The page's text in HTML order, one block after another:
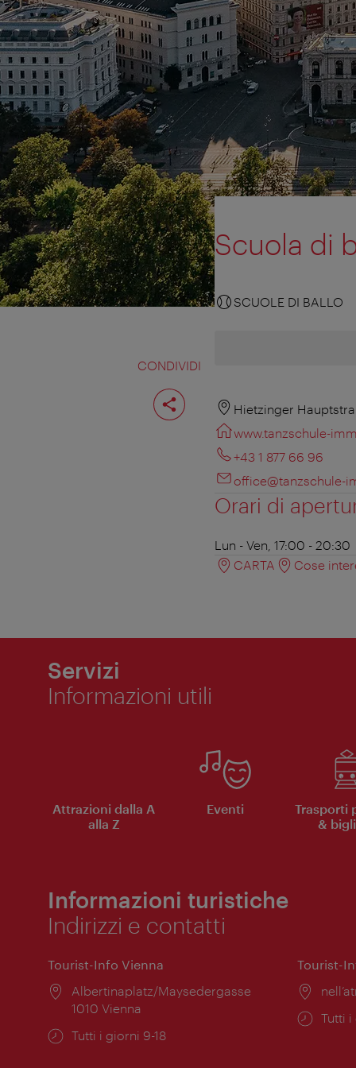
CONDIVIDI
Condividi
pagina
Scuola di
SCUOLE DI BALLO
Hietzinger
www.tanzschule-
+43 1 877 66 96
office@tanzschule-
Orari di
Lun - Ven, 17:00 - 20:30
CARTA
Cose
Servizi
Informazioni utili
Attrazioni dalla A
alla Z
Eventi
Trasporti
&
Informazioni turistiche
Indirizzi e contatti
Tourist-Info Vienna
Posizione:
Albertinaplatz/Maysedergasse
1010 Vienna
Orari
Tutti i giorni 9-18
Tourist-
Orari
Tutti i